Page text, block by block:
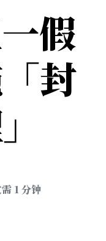
假
封
1 分钟